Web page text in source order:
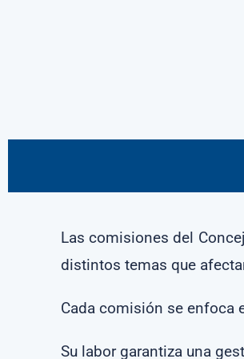
Las comisiones del
distintos temas que
Cada comisión se enfoca
Su labor garantiza una